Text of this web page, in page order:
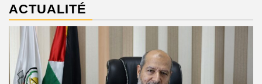
ACTUALITÉ